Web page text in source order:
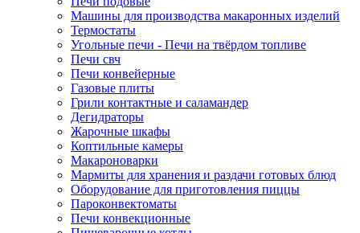
Машины для производства макаронных изделий
Термостаты
Угольные печи - Печи на твёрдом топливе
Печи свч
Печи конвейерные
Газовые плиты
Грили контактные и саламандер
Дегидраторы
Жарочные шкафы
Коптильные камеры
Макароноварки
Мармиты для хранения и раздачи готовых блюд
Оборудование для приготовления пиццы
Пароконвектоматы
Печи конвекционные